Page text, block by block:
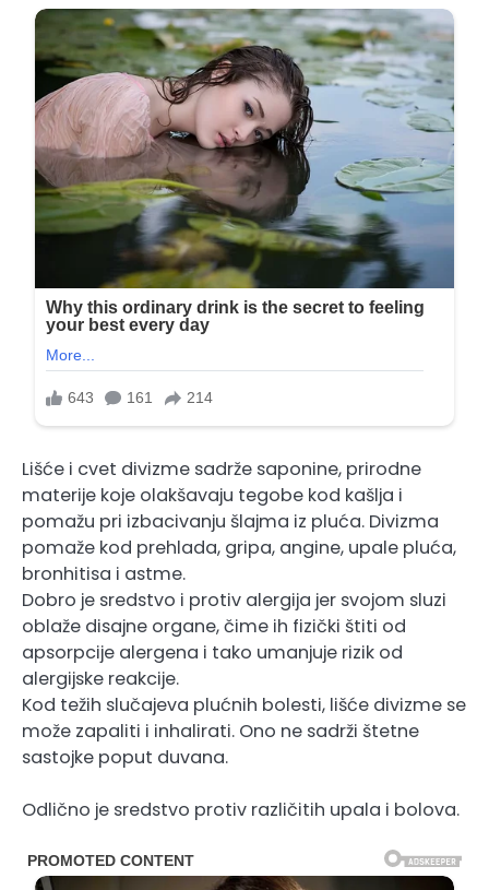
Lišće i cvet divizme sadrže saponine, prirodne
materije koje olakšavaju tegobe kod kašlja i
pomažu pri izbacivanju šlajma iz pluća. Divizma
pomaže kod prehlada, gripa, angine, upale pluća,
bronhitisa i astme.
Dobro je sredstvo i protiv alergija jer svojom sluzi
oblaže disajne organe, čime ih fizički štiti od
apsorpcije alergena i tako umanjuje rizik od
alergijske reakcije.
Kod težih slučajeva plućnih bolesti, lišće divizme se
može zapaliti i inhalirati. Ono ne sadrži štetne
sastojke poput duvana.
Odlično je sredstvo protiv različitih upala i bolova.